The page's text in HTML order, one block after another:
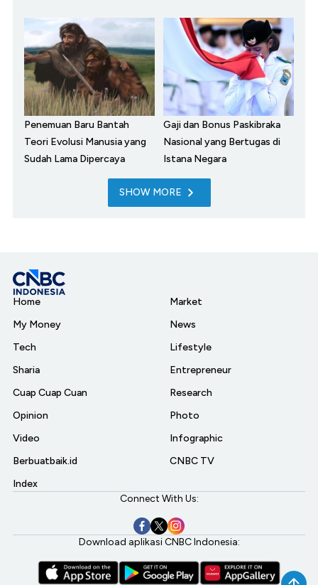
Penemuan Baru Bantah
Teori Evolusi Manusia yang
Sudah Lama Dipercaya
Gaji dan Bonus Paskibraka
Nasional yang Bertugas di
Istana Negara
SHOW MORE
Home
My Money
Tech
Sharia
Cuap Cuap Cuan
Opinion
Video
Berbuatbaik.id
Index
Market
News
Lifestyle
Entrepreneur
Research
Photo
Infographic
CNBC TV
Connect With Us:
Download aplikasi CNBC Indonesia: